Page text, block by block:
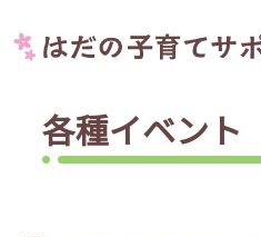
各種イベント